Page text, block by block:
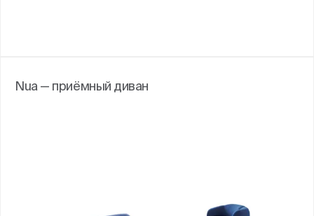
Nua — приёмный диван